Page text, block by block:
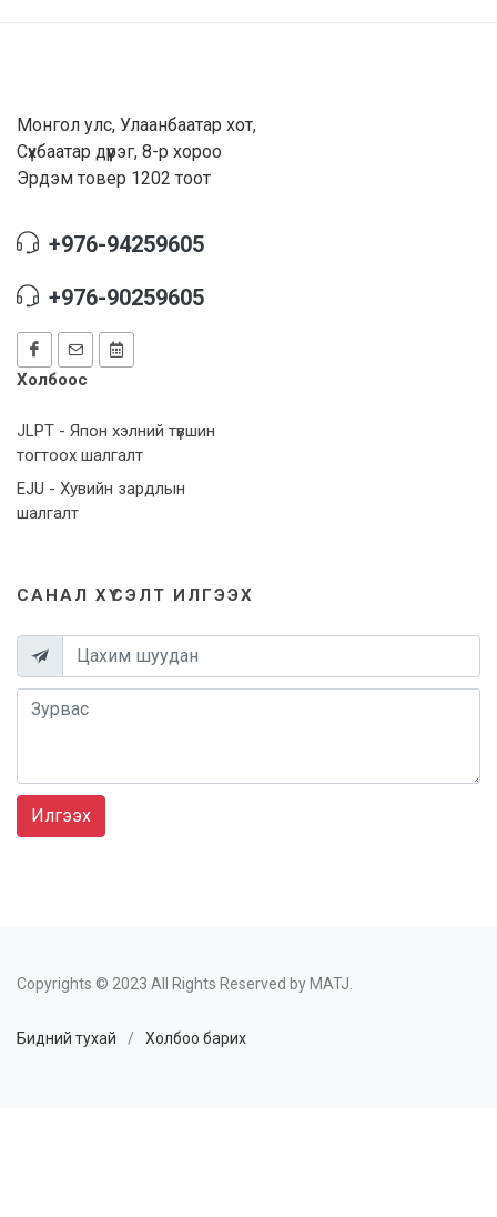
Монгол улс, Улаанбаатар хот,
Сүхбаатар дүүрэг, 8-р хороо
Эрдэм товер 1202 тоот
+976-94259605
+976-90259605
Холбоос
JLPT - Япон хэлний түвшин
тогтоох шалгалт
EJU - Хувийн зардлын
шалгалт
САНАЛ ХҮСЭЛТ ИЛГЭЭХ
Илгээх
Copyrights © 2023 All Rights Reserved by MATJ.
Бидний тухай / Холбоо барих